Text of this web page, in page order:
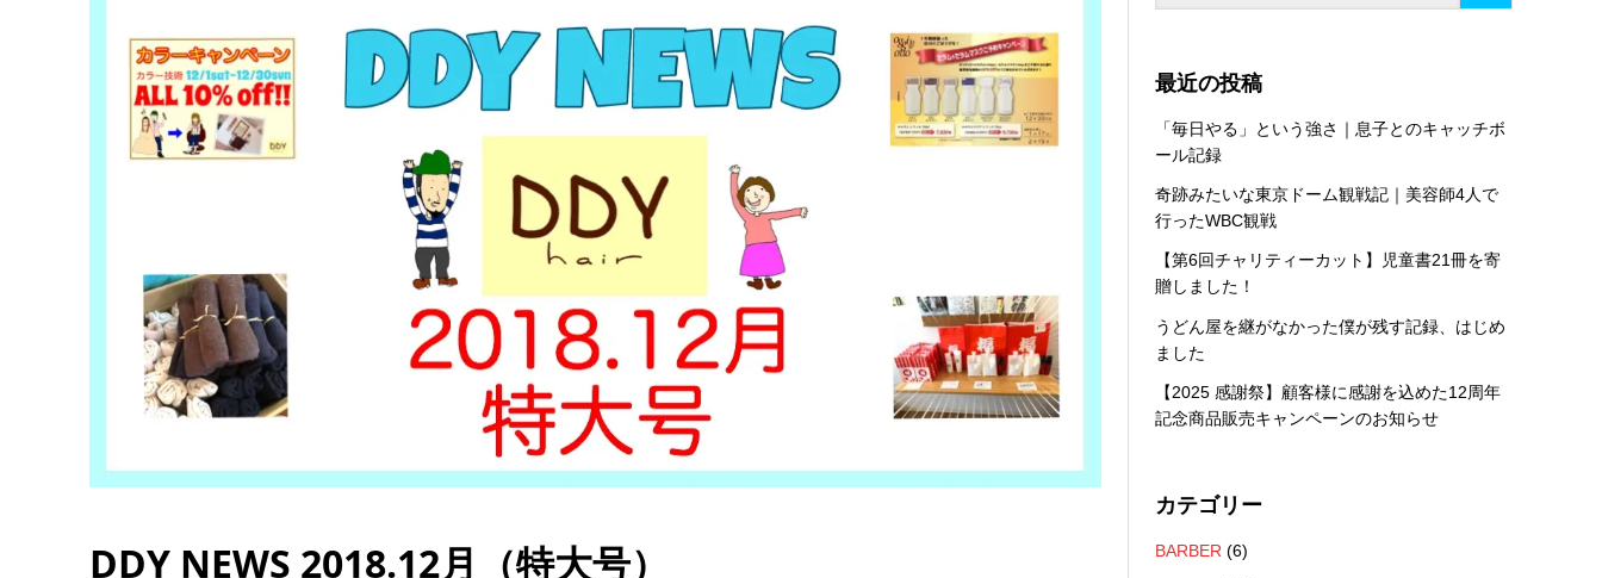
DDY NEWS 2018.12月（特大号）
最近の投稿
「毎日やる」という強さ｜息子とのキャッチボ
ール記録
奇跡みたいな東京ドーム観戦記｜美容師4人で
行ったWBC観戦
【第6回チャリティーカット】児童書21冊を寄
贈しました！
うどん屋を継がなかった僕が残す記録、はじめ
ました
【2025 感謝祭】顧客様に感謝を込めた12周年
記念商品販売キャンペーンのお知らせ
カテゴリー
BARBER (6)